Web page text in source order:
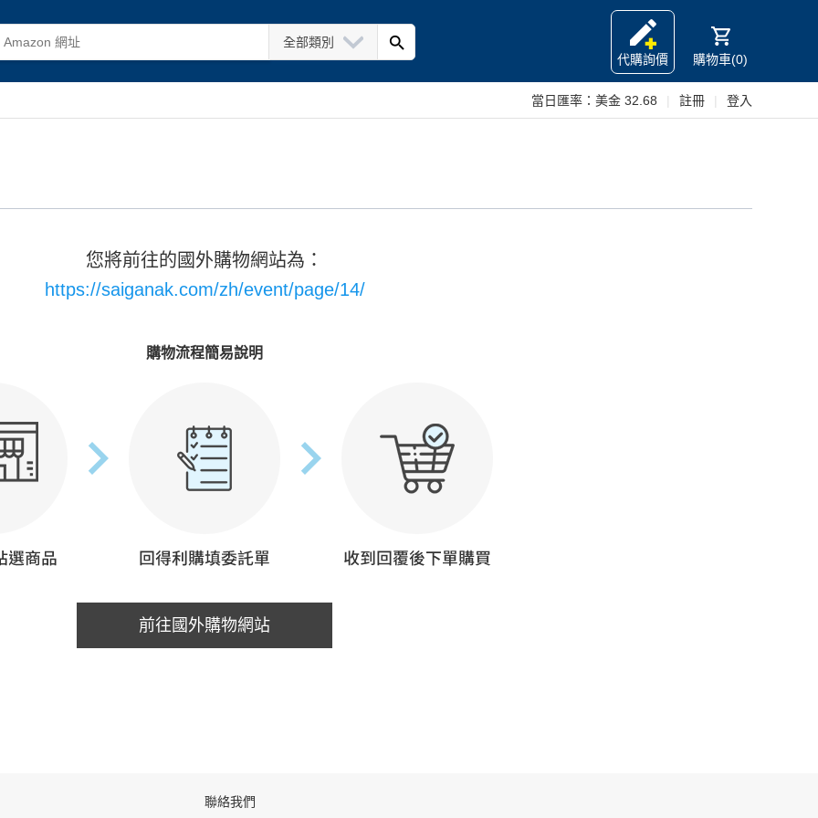
全部類別
代購詢價
購物車(0)
當日匯率： 美金 32.68 註冊 登入
您將前往的國外購物網站為：
https://saiganak.com/zh/event/page/14/
購物流程簡易說明
前往國外購物網站
聯絡我們